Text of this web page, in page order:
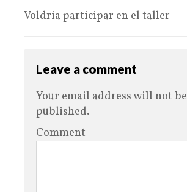
Voldria participar en el taller
Leave a comment
Your email address will not be
published.
Comment